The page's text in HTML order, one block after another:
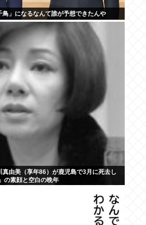
」になるなんて誰が予想できたんや
真由美（享年86）が鹿児島で3月に死去し
の素顔と空白の晩年